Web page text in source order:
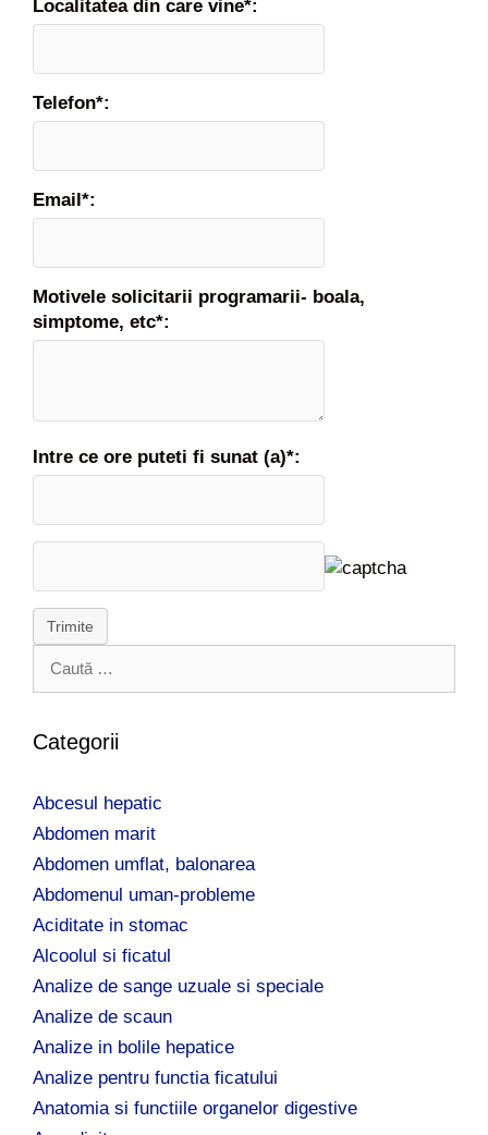
s
p
o
e
d
n
o
c
Localitatea din care vine*:
Telefon*:
Email*:
Motivele solicitarii programarii- boala,
simptome, etc*:
Intre ce ore puteti fi sunat (a)*:
Trimite
t
u
p
ă
:
Categorii
Abcesul hepatic
Abdomen marit
Abdomen umflat, balonarea
Abdomenul uman-probleme
Aciditate in stomac
Alcoolul si ficatul
Analize de sange uzuale si speciale
Analize de scaun
Analize in bolile hepatice
Analize pentru functia ficatului
Anatomia si functiile organelor digestive